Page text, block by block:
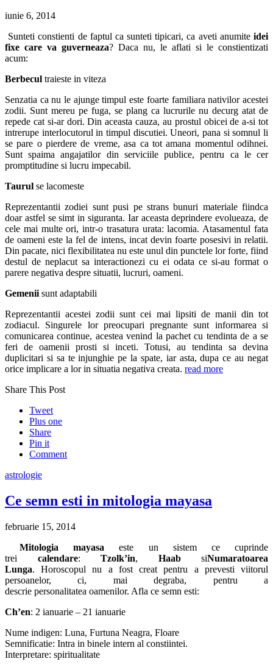
iunie 6, 2014
Sunteti constienti de faptul ca sunteti tipicari, ca aveti anumiteidei
fixe care va guverneaza? Daca nu, le aflati si le constientizati
acum:
Berbecul traieste in viteza
Senzatia ca nu le ajunge timpul este foarte familiara nativilor acestei
zodii. Sunt mereu pe fuga, se plang ca lucrurile nu decurg atat de
repede cat si-ar dori. Din aceasta cauza, au prostul obicei de a-si tot
intrerupe interlocutorul in timpul discutiei. Uneori, pana si somnul li
se pare o pierdere de vreme, asa ca tot amana momentul odihnei.
Sunt spaima angajatilor din serviciile publice, pentru ca le cer
promptitudine si lucru impecabil.
Taurul se lacomeste
Reprezentantii zodiei sunt pusi pe strans bunuri materiale fiindca
doar astfel se simt in siguranta. Iar aceasta deprindere evolueaza, de
cele mai multe ori, intr-o trasatura urata: lacomia. Atasamentul fata
de oameni este la fel de intens, incat devin foarte posesivi in relatii.
Din pacate, nici flexibilitatea nu este unul din punctele lor forte, fiind
destul de neplacut sa interactionezi cu ei odata ce si-au format o
parere negativa despre situatii, lucruri, oameni.
Gemenii sunt adaptabili
Reprezentantii acestei zodii sunt cei mai lipsiti de manii din tot
zodiacul. Singurele lor preocupari pregnante sunt informarea si
comunicarea continue, acestea venind la pachet cu tendinta de a se
feri de oamenii prosti si inceti. Totusi, au tendinta sa devina
duplicitari si sa te injunghie pe la spate, iar asta, dupa ce au negat
orice implicare a lor in situatia negativa creata. read more
Share This Post
Tweet
Plus one
Share
Pin it
Comment
astrologie
Ce semn esti in mitologia mayasa
februarie 15, 2014
Mitologia mayasa este un sistem ce cuprinde
trei calendare: Tzolk’in, Haab siNumaratoarea
Lunga. Horoscopul nu a fost creat pentru a prevesti viitorul
persoanelor, ci, mai degraba, pentru a
descrie personalitatea oamenilor. Afla ce semn esti:
Ch’en: 2 ianuarie – 21 ianuarie
Nume indigen: Luna, Furtuna Neagra, Floare
Semnificatie: Intra in binele intern al constiintei.
Interpretare: spiritualitate